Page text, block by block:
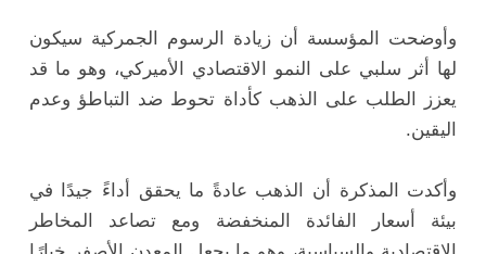
وأوضحت المؤسسة أن زيادة الرسوم الجمركية سيكون
لها أثر سلبي على النمو الاقتصادي الأميركي، وهو ما قد
يعزز الطلب على الذهب كأداة تحوط ضد التباطؤ وعدم
اليقين.
وأكدت المذكرة أن الذهب عادةً ما يحقق أداءً جيدًا في
بيئة أسعار الفائدة المنخفضة ومع تصاعد المخاطر